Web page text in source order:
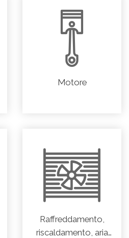
Motore
Raffreddamento,
riscaldamento, aria